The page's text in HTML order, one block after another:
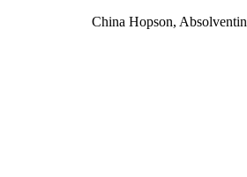
China Hopson, Absolventin